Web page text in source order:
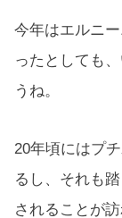
今年はエルニ
ったとしても
うね。
20年頃にはプ
るし、それも
されることが訪